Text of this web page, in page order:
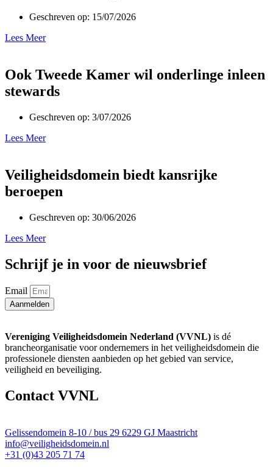
Geschreven op: 15/07/2026
Lees Meer
Ook Tweede Kamer wil onderlinge inleen
stewards
Geschreven op: 3/07/2026
Lees Meer
Veiligheidsdomein biedt kansrijke
beroepen
Geschreven op: 30/06/2026
Lees Meer
Schrijf je in voor de nieuwsbrief
Email
Aanmelden
Vereniging Veiligheidsdomein Nederland (VVNL) is dé
brancheorganisatie voor ondernemers in het veiligheidsdomein die
professionele diensten aanbieden op het gebied van service,
veiligheid en beveiliging.
Contact VVNL
Gelissendomein 8-10 / bus 29 6229 GJ Maastricht
info@veiligheidsdomein.nl
+31 (0)43 205 71 74